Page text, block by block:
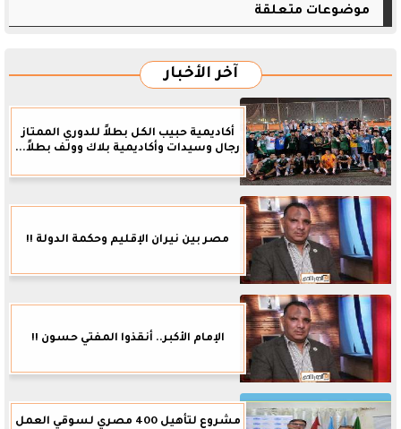
موضوعات متعلقة
آخر الأخبار
أكاديمية حبيب الكل بطلاً للدوري الممتاز
رجال وسيدات وأكاديمية بلاك وولف بطلاً...
مصر بين نيران الإقليم وحكمة الدولة !!
الإمام الأكبر.. أنقذوا المفتي حسون !!
مشروع لتأهيل 400 مصري لسوقي العمل